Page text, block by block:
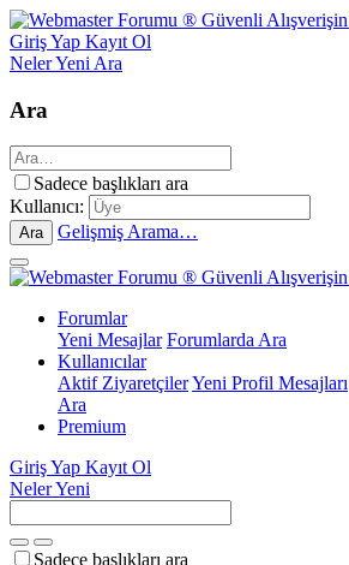
Giriş Yap Kayıt Ol
Neler Yeni Ara
Ara
Sadece başlıkları ara
Kullanıcı:
Ara Gelişmiş Arama…
Forumlar
Yeni Mesajlar Forumlarda Ara
Kullanıcılar
Aktif ZiyaretçilerYeni Profil Mesajları
Ara
Premium
Giriş Yap Kayıt Ol
Neler Yeni
Sadece başlıkları ara